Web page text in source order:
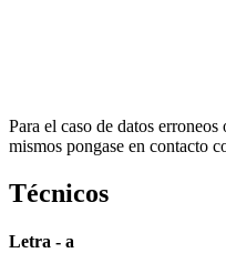
Para el caso de datos
mismos pongase en contacto
Técnicos
Letra - a